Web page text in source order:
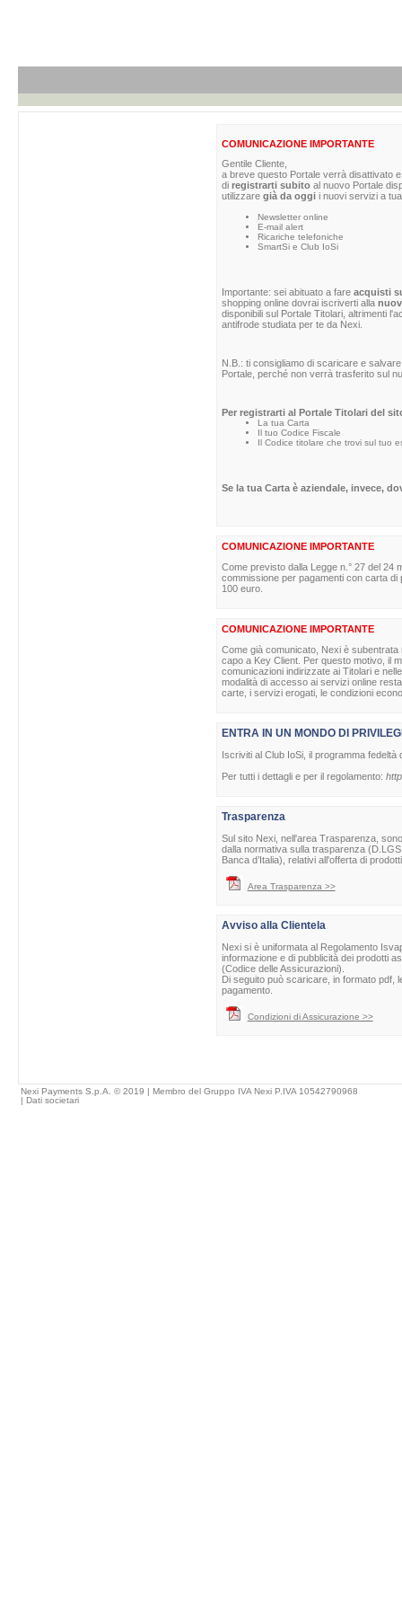
COMUNICAZIONE IMPORTANTE
Gentile Cliente,
a breve questo Portale verrà disattivato
diregistrarti subitoal nuovo Portale
utilizzare già da oggii nuovi servizi a
Newsletter online
E-mail alert
Ricariche telefoniche
SmartSi e Club IoSi
Importante: sei abituato a fare acquisti
shopping online dovrai iscriverti alla
disponibili sul Portale Titolari, altrimenti
antifrode studiata per te da Nexi.
N.B.: ti consigliamo di scaricare e
Portale, perché non verrà trasferito sul
Per registrarti al Portale Titolari del
La tua Carta
Il tuo Codice Fiscale
Il Codice titolare che trovi sul tuo
Se la tua Carta è aziendale, invece,
COMUNICAZIONE IMPORTANTE
Come previsto dalla Legge n.° 27 del 24
commissione per pagamenti con carta
100 euro.
COMUNICAZIONE IMPORTANTE
Come già comunicato, Nexi è
capo a Key Client. Per questo motivo, il
comunicazioni indirizzate ai Titolari e
modalità di accesso ai servizi online
carte, i servizi erogati, le condizioni
ENTRA IN UN MONDO DI
Iscriviti al Club IoSi, il programma
Per tutti i dettagli e per il regolamento:
Trasparenza
Sul sito Nexi, nell'area Trasparenza,
dalla normativa sulla trasparenza
Banca d’Italia), relativi all'offerta di
Area Trasparenza >>
Avviso alla Clientela
Nexi si è uniformata al Regolamento
informazione e di pubblicità dei prodotti
(Codice delle Assicurazioni).
Di seguito può scaricare, in formato pdf,
pagamento.
Condizioni di Assicurazione >>
Nexi Payments S.p.A. © 2019 | Membro del Gruppo IVA Nexi P.IVA 10542790968
| Dati societari